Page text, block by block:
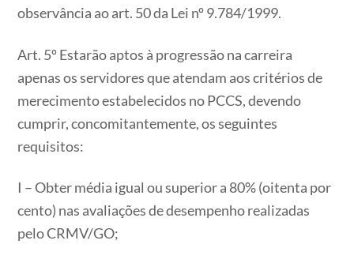
observância ao art. 50 da Lei nº 9.784/1999.
Art. 5º Estarão aptos à progressão na carreira
apenas os servidores que atendam aos critérios de
merecimento estabelecidos no PCCS, devendo
cumprir, concomitantemente, os seguintes
requisitos:
I – Obter média igual ou superior a 80% (oitenta por
cento) nas avaliações de desempenho realizadas
pelo CRMV/GO;